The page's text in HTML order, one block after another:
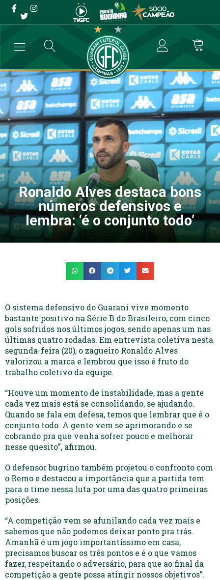
Ronaldo Alves destaca
bons números defensivos e
lembra: ‘é o conjunto todo’
→ Futebol Profissional → Ronaldo Alves destaca bons números
Ronaldo Alves destaca bons
números defensivos e
lembra: ‘é o conjunto todo’
O sistema defensivo do Guarani vive momento
bastante positivo na Série B do Brasileiro, com cinco
gols sofridos nos últimos jogos, sendo apenas um nas
últimas quatro rodadas. Em entrevista coletiva nesta
segunda-feira (20), o zagueiro Ronaldo Alves
valorizou a marca e lembrou que isso é fruto do
trabalho coletivo da equipe.
“Houve um momento de instabilidade, mas a gente
cada vez mais está se consolidando, se ajudando.
Quando se fala em defesa, temos que lembrar que é o
conjunto todo. A gente vem se aprimorando e se
cobrando pra que venha sofrer pouco e melhorar
nesse quesito”, afirmou.
O defensor bugrino também projetou o confronto com
o Remo e destacou a importância que a partida tem
para o time nessa luta por uma das quatro primeiras
posições.
“A competição vem se afunilando cada vez mais e
sabemos que não podemos deixar ponto pra trás.
Amanhã é um jogo importantíssimo em casa,
precisamos buscar os três pontos e é o que vamos
fazer, respeitando o adversário, para que ao final da
competição a gente possa atingir nossos objetivos”.